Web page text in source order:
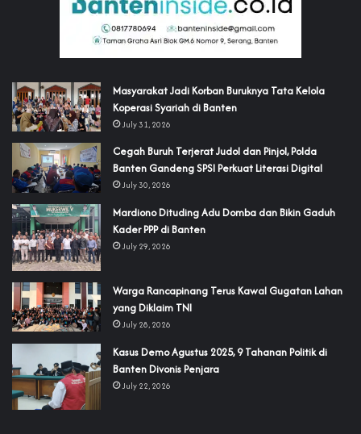
‎Masyarakat Jadi Korban Buruknya Tata Kelola
Koperasi Syariah di Banten
July 31, 2026
Cegah Buruh Terjerat Judol dan Pinjol, Polda
Banten Gandeng SPSI Perkuat Literasi Digital
July 30, 2026
‎Mardiono Dituding Adu Domba dan Bikin Gaduh
Kader PPP di Banten
July 29, 2026
‎Warga Rancapinang Terus Kawal Gugatan Lahan
yang Diklaim TNI‎‎
July 28, 2026
‎Kasus Demo Agustus 2025, 9 Tahanan Politik di
Banten Divonis Penjara
July 22, 2026